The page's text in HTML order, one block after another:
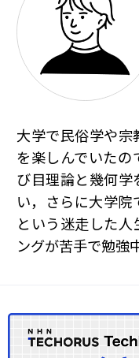
大学で民俗学や宗
を楽しんでいた
び目理論と幾何学
い，さらに大学
という迷走した
ングが苦手で勉強